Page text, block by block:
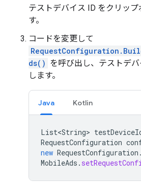
テストデバイス ID をクリッ
す。
コードを変更して
ds() を呼び出し、テストデ
します。
Java Kotlin
List<String>
RequestConfiguration
new RequestConfiguration .
MobileAds .